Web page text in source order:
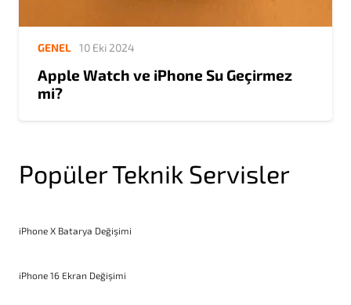
GENEL 10 Eki 2024
Apple Watch ve iPhone Su Geçirmez
mi?
Popüler Teknik Servisler
iPhone X Batarya Değişimi
iPhone 16 Ekran Değişimi